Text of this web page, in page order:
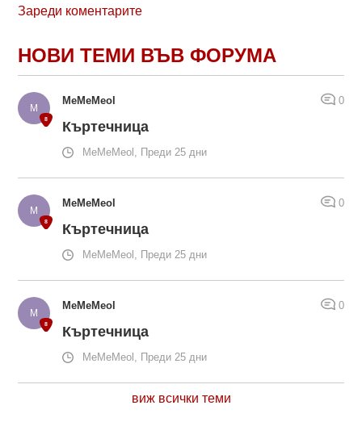
Зареди коментарите
НОВИ ТЕМИ ВЪВ ФОРУМА
MeMeMeol 0
Къртечница
MeMeMeol, Преди 25 дни
MeMeMeol 0
Къртечница
MeMeMeol, Преди 25 дни
MeMeMeol 0
Къртечница
MeMeMeol, Преди 25 дни
виж всички теми